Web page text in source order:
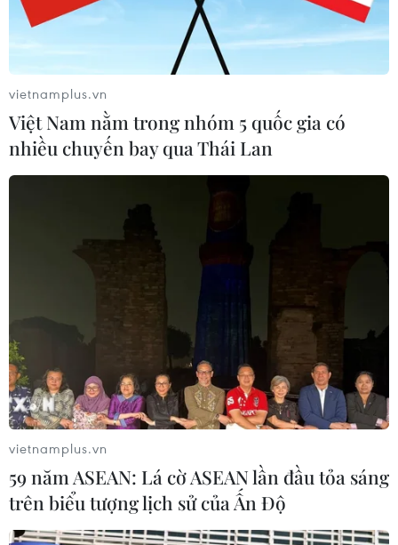
nước EU lúng túng mà còn làm xuất hiện tư
tưởng bài ngoại ở một số nơi. Tại Bulgaria,
người dân biểu tình yêu cầu cách ly người nhập
cư, trong khi đảng cực hữu ở Pháp kêu gọi chấm
dứt giáo dục miễn phí cho con em người nước
ngoài nhập cư trái phép vào nước này.
lực ở châu Âu có liên quan tới người nhập cư và
tị nạn, đang khiến tâm lý “bài nhập cư” ngày
càng gia tăng ở các nước EU.
dục trong đêm Giao thừa 2016 ở hàng loạt thành
phố, đến những vụ đánh bom khủng bố ở Bỉ
tháng hồi tháng 3, tấn công bằng xe tải ở Pháp
hồi tháng Bảy... thủ phạm đều được xác định là
người nhập cư.
Ngay cả nước Đức, quốc gia đi đầu trong việc
tiếp nhận người nhập cư, cũng không tránh
được những vụ tấn công tương tự. Thực trạng
này đang gióng lên hồi chuông cảnh báo về
nguy cơ những phần tử Hồi giáo cực đoan có
vietnamplus.vn
Việt Nam nằm trong nhóm 5 quốc gia có
nhiều chuyến bay qua Thái Lan
vietnamplus.vn
59 năm ASEAN: Lá cờ ASEAN lần đầu tỏa sáng
trên biểu tượng lịch sử của Ấn Độ